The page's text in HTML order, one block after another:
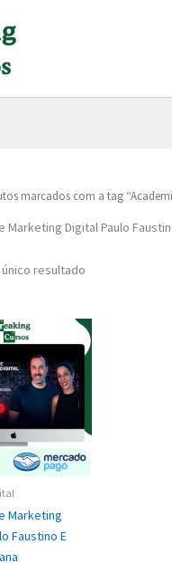
marcados com a tag
Marketing Digital Paulo
resultado
Marketing
Faustino E